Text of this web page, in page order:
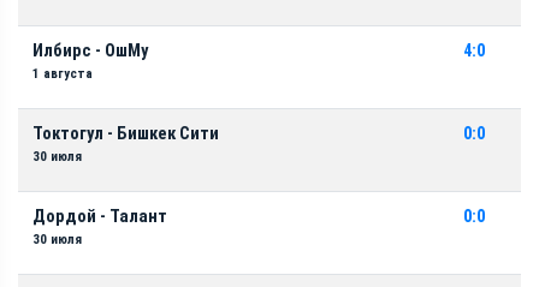
Илбирс - ОшМу
1 августа
4:0
Токтогул - Бишкек Сити
30 июля
0:0
Дордой - Талант
30 июля
0:0